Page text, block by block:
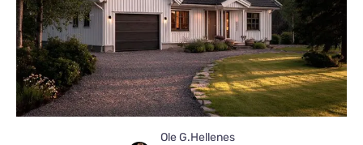
Ole G.Hellenes